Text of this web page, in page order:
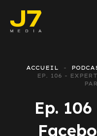
ACCUEIL
EP. 106 -
Ep.